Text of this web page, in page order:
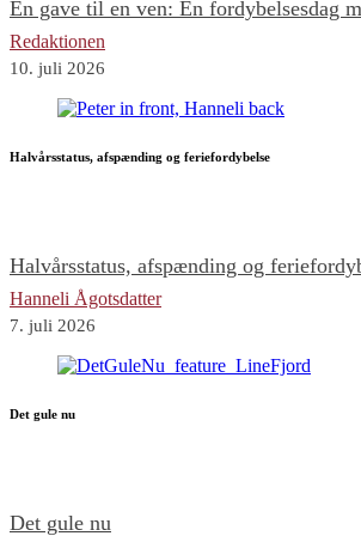
En gave til en ven: En fordybelsesdag
Redaktionen
10. juli 2026
Halvårsstatus, afspænding og feriefordybelse
Halvårsstatus, afspænding og
Hanneli Ågotsdatter
7. juli 2026
Det gule nu
Det gule nu